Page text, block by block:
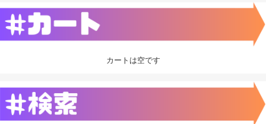
カートは空です